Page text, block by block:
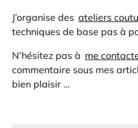
J’organise des ateliers
techniques de base pas à
N’hésitez pas à me
commentaire sous mes
bien plaisir …